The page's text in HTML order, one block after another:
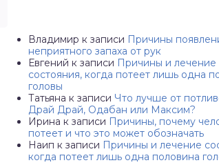
Владимир к записи Причины
неприятного запаха от рук
Евгений к записи Причины и лечение
состояния, когда потеет лишь одна
головы
Татьяна к записи Что лучше от
Драй Драй, Одабан или Максим?
Ирина к записи Причины, почему
потеет и что это может обозначать
Наип к записи Причины и лечение
когда потеет лишь одна половина